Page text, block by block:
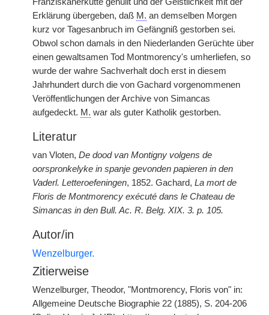
Erklärung übergeben, daß M. an demselben Morgen
kurz vor Tagesanbruch im Gefängniß gestorben sei.
Obwol schon damals in den Niederlanden Gerüchte über
einen gewaltsamen Tod Montmorency's umherliefen, so
wurde der wahre Sachverhalt doch erst in diesem
Jahrhundert durch die von Gachard vorgenommenen
Veröffentlichungen der Archive von Simancas
aufgedeckt. M. war als guter Katholik gestorben.
Literatur
van Vloten, De dood van Montigny volgens de
oorspronkelyke in spanje gevonden papieren in den
Vaderl. Letteroefeningen, 1852. Gachard, La mort de
Floris de Montmorency exécuté dans le Chateau de
Simancas in den Bull. Ac. R. Belg. XIX. 3. p. 105.
Autor/in
Wenzelburger.
Zitierweise
Wenzelburger, Theodor, "Montmorency, Floris von" in:
Allgemeine Deutsche Biographie 22 (1885), S. 204-206